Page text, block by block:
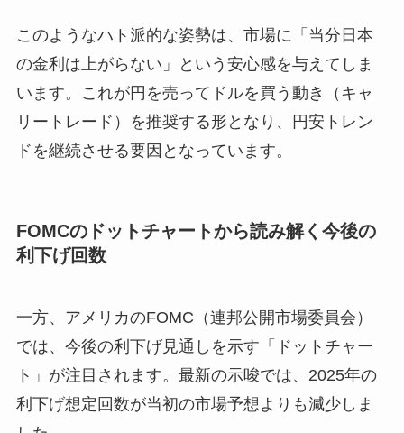
このようなハト派的な姿勢は、市場に「当分日本
の金利は上がらない」という安心感を与えてしま
います。これが円を売ってドルを買う動き（キャ
リートレード）を推奨する形となり、円安トレン
ドを継続させる要因となっています。
FOMCのドットチャートから読み解く今後の
利下げ回数
一方、アメリカのFOMC（連邦公開市場委員会）
では、今後の利下げ見通しを示す「ドットチャー
ト」が注目されます。最新の示唆では、2025年の
利下げ想定回数が当初の市場予想よりも減少しま